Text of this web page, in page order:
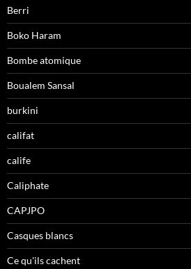
Berri
Boko Haram
Bombe atomique
Boualem Sansal
burkini
califat
calife
Caliphate
CAPJPO
Casques blancs
Ce qu'ils cachent